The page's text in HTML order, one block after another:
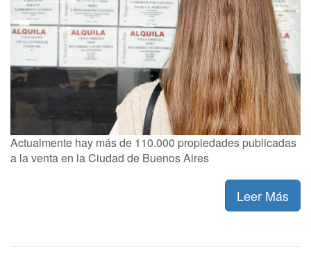
Actualmente hay más de 110.000 propiedades publicadas
a la venta en la Ciudad de Buenos Aires
Leer Más